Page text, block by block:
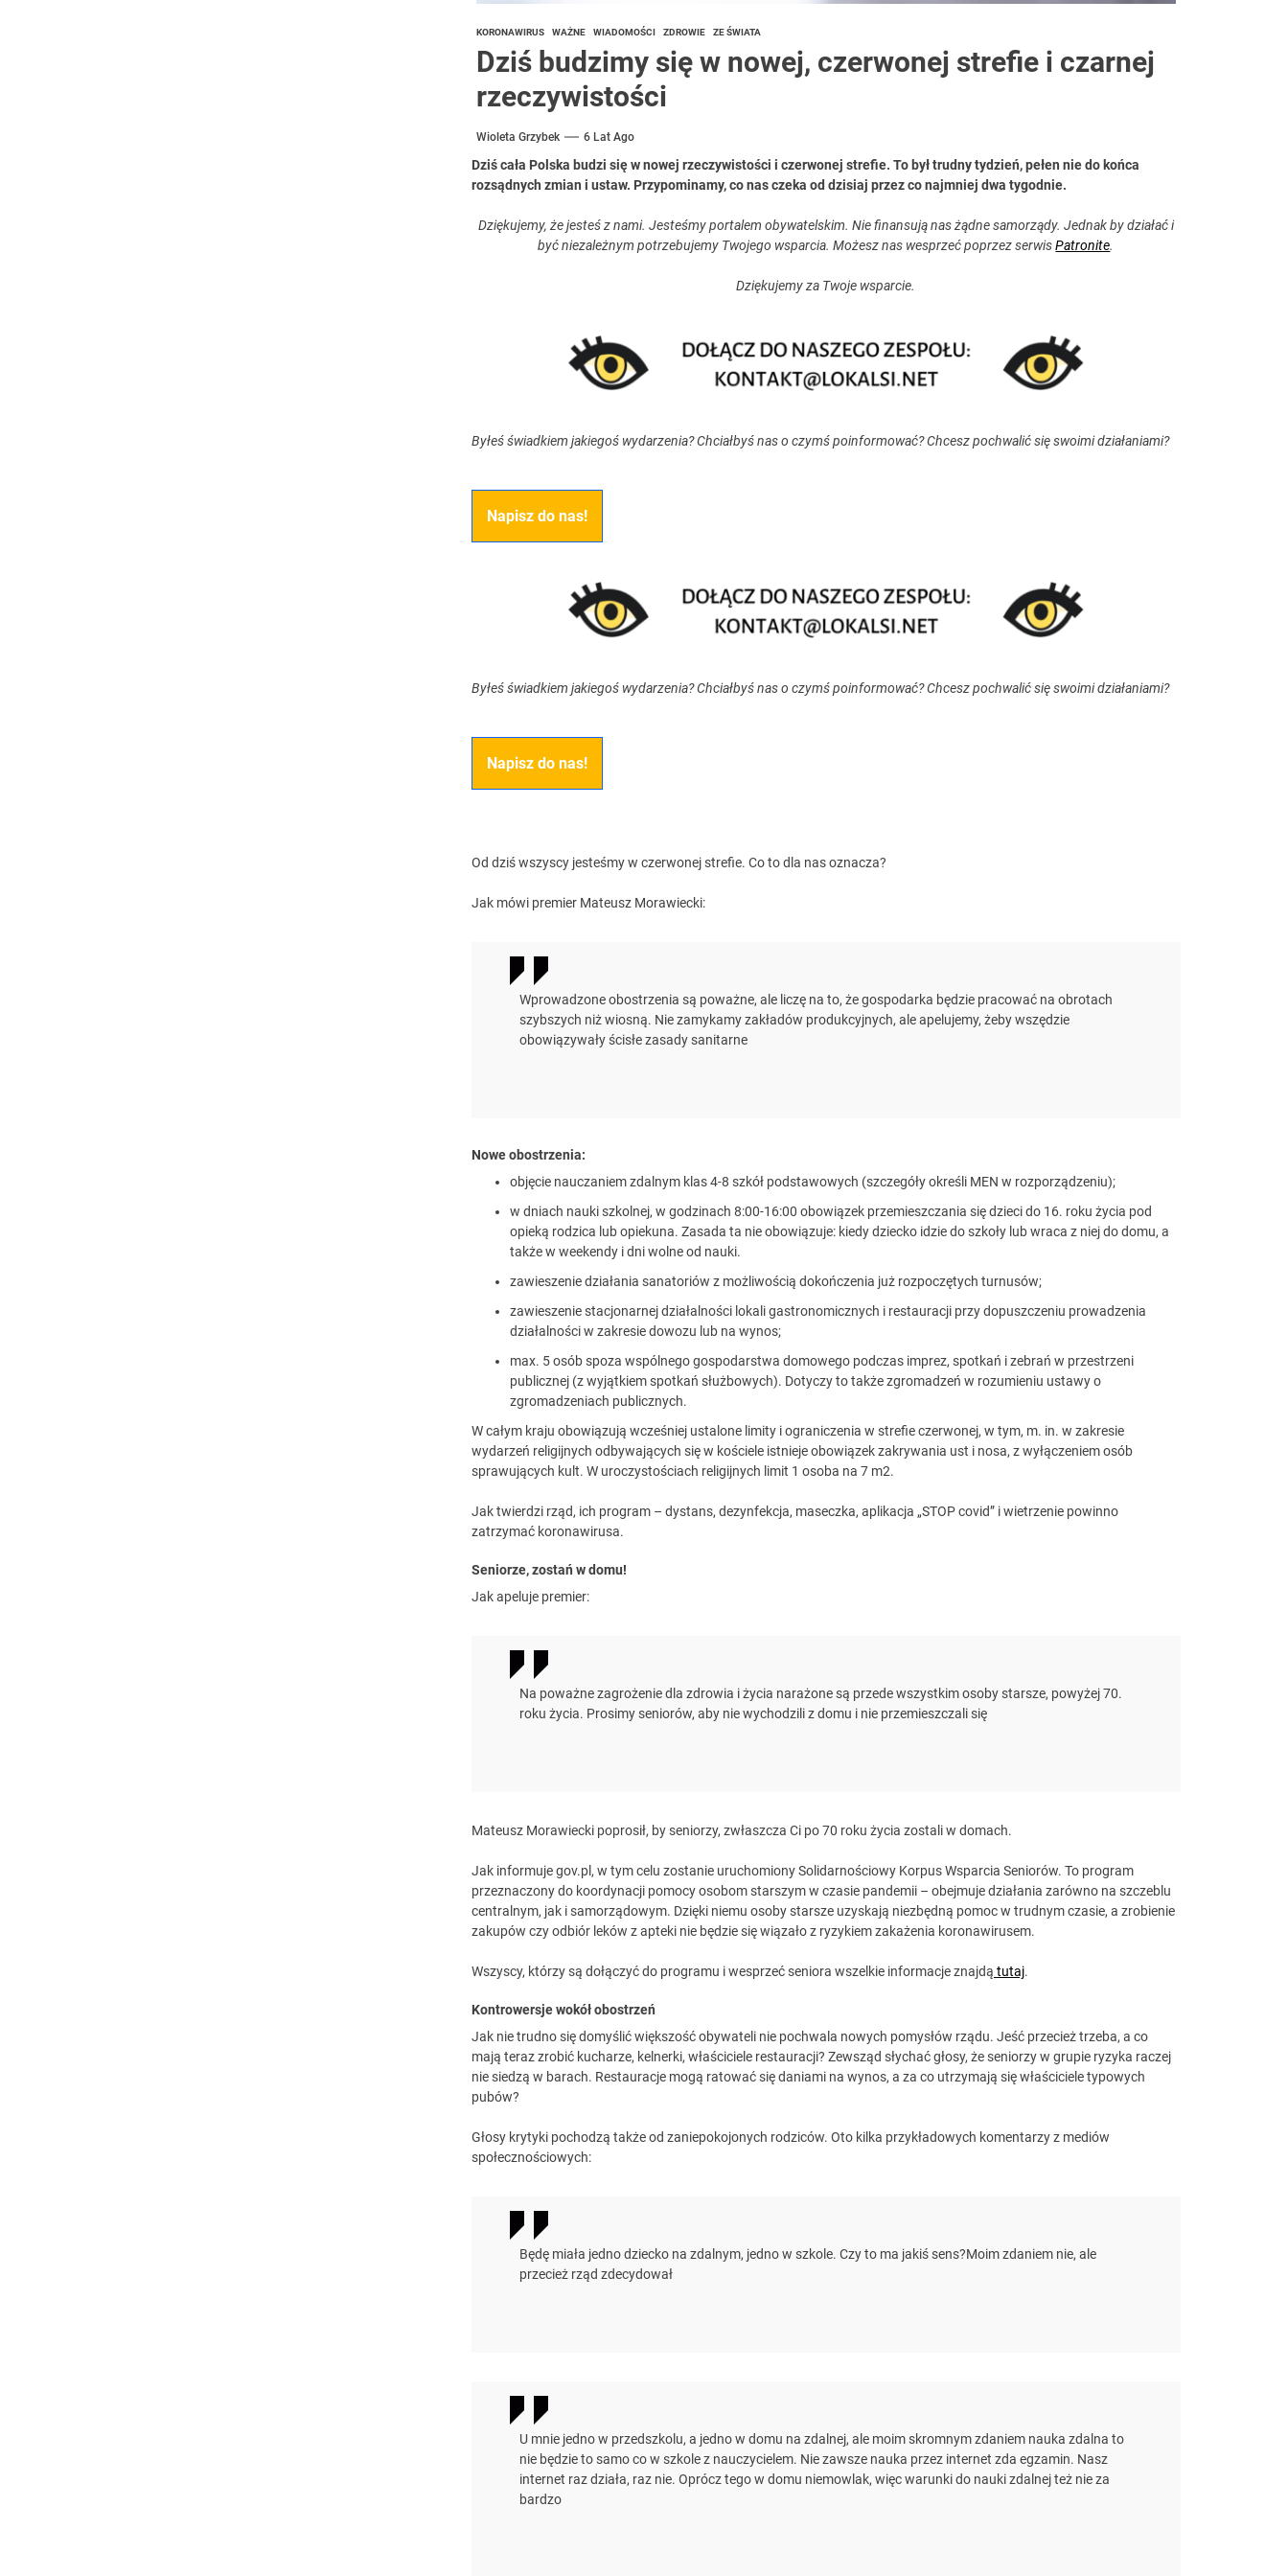
KORONAWIRUS WAŻNE WIADOMOŚCI ZDROWIE ZE ŚWIATA
Dziś budzimy się w nowej, czerwonej strefie i czarnej
rzeczywistości
Wioleta Grzybek 6 Lat Ago
Dziś cała Polska budzi się w nowej rzeczywistości i czerwonej strefie. To był trudny tydzień, pełen nie do końca
rozsądnych zmian i ustaw. Przypominamy, co nas czeka od dzisiaj przez co najmniej dwa tygodnie.
Dziękujemy, że jesteś z nami. Jesteśmy portalem obywatelskim. Nie finansują nas żądne samorządy. Jednak by działać i
być niezależnym potrzebujemy Twojego wsparcia. Możesz nas wesprzeć poprzez serwisPatronite.
Dziękujemy za Twoje wsparcie.
Byłeś świadkiem jakiegoś wydarzenia? Chciałbyś nas o czymś poinformować? Chcesz pochwalić się swoimi działaniami?
Napisz do nas!
Byłeś świadkiem jakiegoś wydarzenia? Chciałbyś nas o czymś poinformować? Chcesz pochwalić się swoimi działaniami?
Napisz do nas!
Od dziś wszyscy jesteśmy w czerwonej strefie. Co to dla nas oznacza?
Jak mówi premier Mateusz Morawiecki:
Wprowadzone obostrzenia są poważne, ale liczę na to, że gospodarka będzie pracować na obrotach
szybszych niż wiosną. Nie zamykamy zakładów produkcyjnych, ale apelujemy, żeby wszędzie
obowiązywały ścisłe zasady sanitarne
Nowe obostrzenia:
objęcie nauczaniem zdalnym klas 4-8 szkół podstawowych (szczegóły określi MEN w rozporządzeniu);
w dniach nauki szkolnej, w godzinach 8:00-16:00 obowiązek przemieszczania się dzieci do 16. roku życia pod
opieką rodzica lub opiekuna. Zasada ta nie obowiązuje: kiedy dziecko idzie do szkoły lub wraca z niej do domu, a
także w weekendy i dni wolne od nauki.
zawieszenie działania sanatoriów z możliwością dokończenia już rozpoczętych turnusów;
zawieszenie stacjonarnej działalności lokali gastronomicznych i restauracji przy dopuszczeniu prowadzenia
działalności w zakresie dowozu lub na wynos;
max. 5 osób spoza wspólnego gospodarstwa domowego podczas imprez, spotkań i zebrań w przestrzeni
publicznej (z wyjątkiem spotkań służbowych). Dotyczy to także zgromadzeń w rozumieniu ustawy o
zgromadzeniach publicznych.
W całym kraju obowiązują wcześniej ustalone limity i ograniczenia w strefie czerwonej, w tym, m. in. w zakresie
wydarzeń religijnych odbywających się w kościele istnieje obowiązek zakrywania ust i nosa, z wyłączeniem osób
sprawujących kult. W uroczystościach religijnych limit 1 osoba na 7 m2.
Jak twierdzi rząd, ich program – dystans, dezynfekcja, maseczka, aplikacja „STOP covid” i wietrzenie powinno
zatrzymać koronawirusa.
Seniorze, zostań w domu!
Jak apeluje premier:
Na poważne zagrożenie dla zdrowia i życia narażone są przede wszystkim osoby starsze, powyżej 70.
roku życia. Prosimy seniorów, aby nie wychodzili z domu i nie przemieszczali się
Mateusz Morawiecki poprosił, by seniorzy, zwłaszcza Ci po 70 roku życia zostali w domach.
Jak informuje gov.pl, w tym celu zostanie uruchomiony Solidarnościowy Korpus Wsparcia Seniorów. To program
przeznaczony do koordynacji pomocy osobom starszym w czasie pandemii – obejmuje działania zarówno na szczeblu
centralnym, jak i samorządowym. Dzięki niemu osoby starsze uzyskają niezbędną pomoc w trudnym czasie, a zrobienie
zakupów czy odbiór leków z apteki nie będzie się wiązało z ryzykiem zakażenia koronawirusem.
Wszyscy, którzy są dołączyć do programu i wesprzeć seniora wszelkie informacje znajdą tutaj.
Kontrowersje wokół obostrzeń
Jak nie trudno się domyślić większość obywateli nie pochwala nowych pomysłów rządu. Jeść przecież trzeba, a co
mają teraz zrobić kucharze, kelnerki, właściciele restauracji? Zewsząd słychać głosy, że seniorzy w grupie ryzyka raczej
nie siedzą w barach. Restauracje mogą ratować się daniami na wynos, a za co utrzymają się właściciele typowych
pubów?
Głosy krytyki pochodzą także od zaniepokojonych rodziców. Oto kilka przykładowych komentarzy z mediów
społecznościowych:
Będę miała jedno dziecko na zdalnym, jedno w szkole. Czy to ma jakiś sens?Moim zdaniem nie, ale
przecież rząd zdecydował
U mnie jedno w przedszkolu, a jedno w domu na zdalnej, ale moim skromnym zdaniem nauka zdalna to
nie będzie to samo co w szkole z nauczycielem. Nie zawsze nauka przez internet zda egzamin. Nasz
internet raz działa, raz nie. Oprócz tego w domu niemowlak, więc warunki do nauki zdalnej też nie za
bardzo